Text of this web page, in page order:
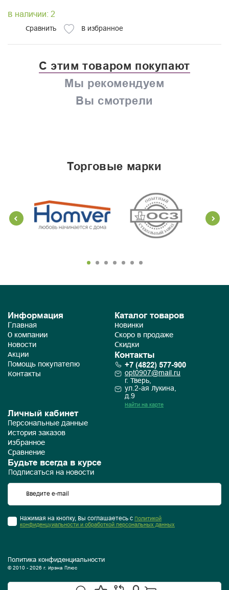
В наличии: 2
Сравнить В избранное
С этим товаром покупают
Мы рекомендуем
Вы смотрели
торговые марки
Информация
Главная
О компании
Новости
Акции
Помощь покупателю
Контакты
Каталог товаров
Новинки
Скоро в продаже
Скидки
Контакты
+7 (4822) 577-900
opt0907@mail.ru
г. Тверь,
ул.2-ая Лукина,
д.9
Найти на карте
Личный кабинет
Персональные данные
История заказов
Избранное
Сравнение
Будьте всегда в курсе
Подписаться на новости
Нажимая на кнопку, Вы соглашаетесь с Политикой
конфиденцуиальности и обработкой персональных данных
Политика конфиденциальности
© 2010 - 2026 г. Ирэна Плюс